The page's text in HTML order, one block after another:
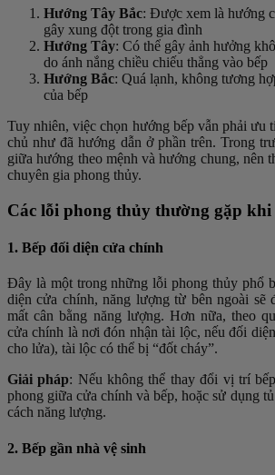
Hướng Tây Bắc: Được xem là hướng
gây xung đột trong gia đình
Hướng Tây: Có thể gây ảnh hưởng
do ánh nắng chiều chiếu thẳng vào bếp
Hướng Bắc: Quá lạnh, không tương
của bếp
Tuy nhiên, việc chọn hướng bếp vẫn phải ưu
chủ như đã hướng dẫn ở phần trên. Trong
giữa hướng theo mệnh và hướng chung, nên
chuyên gia phong thủy.
Các lỗi phong thủy thường gặp khi
1. Bếp đối diện cửa chính
Đây là một trong những lỗi phong thủy phổ
diện cửa chính, năng lượng từ bên ngoài sẽ
mất cân bằng năng lượng. Hơn nữa, theo
cửa chính là nơi đón nhận tài lộc, nếu đối
cho lửa), tài lộc có thể bị “đốt cháy”.
Giải pháp: Nếu không thể thay đổi vị trí
phong giữa cửa chính và bếp, hoặc sử dụng
cách năng lượng.
2. Bếp gần nhà vệ sinh